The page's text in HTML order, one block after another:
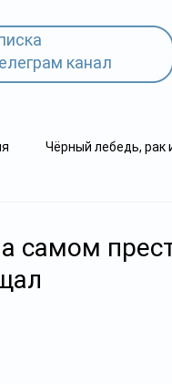
канал
Чёрный лебедь, рак
самом